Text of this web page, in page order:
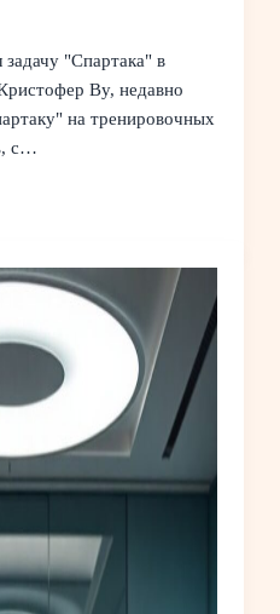
"Спартака" в
Ву, недавно
на тренировочных
с…